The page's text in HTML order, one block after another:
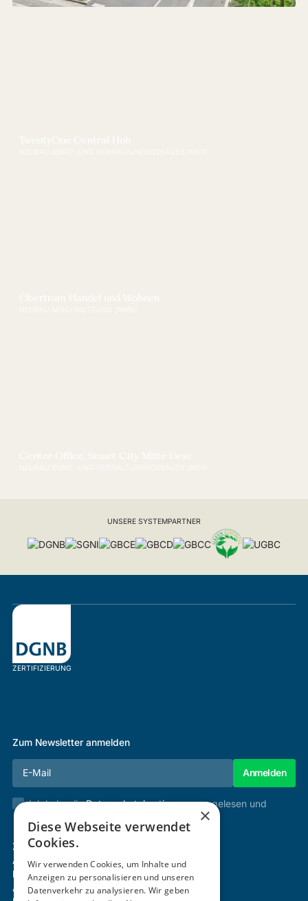
UNSERE SYSTEMPARTNER
ZERTIFIZIERUNG
Zum Newsletter anmelden
Ich habe dieDatenschutzbestimmungengelesen und
Zertifizierung & Verifikation
Akademie
Mitgliedschaft
Aktivitäten
×
Diese Webseite verwendet
Cookies.
Wir verwenden Cookies, um Inhalte und
Anzeigen zu personalisieren und unseren
Datenverkehr zu analysieren. Wir geben